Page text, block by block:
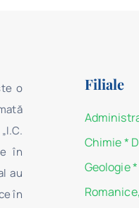
o
în
au
în
Filiale
Chimie*
Geologie*